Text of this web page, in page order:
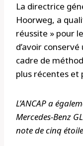
La directrice
Hoorweg, a
réussite » pour
d’avoir
cadre de
plus récentes et
L’ANCAP a
Mercedes-Benz
note de cinq